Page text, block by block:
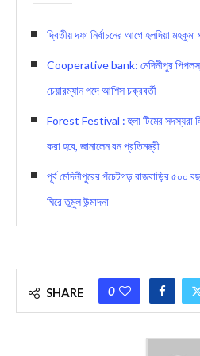
দ্বিতীয় দফা নির্বাচনের আগে হলদিয়া
Cooperative bank: মেদিনীপুর পিপলস্
চেয়ারম্যান পদে আশিস চক্রবর্তী
Forest Festival : হুলা টিমের সদস্যরা
করা হবে, জানালেন বন প্রতিমন্ত্রী
পূর্ব মেদিনীপুরের পঁচেটগড় রাজবাড়ির ৫০০
ঘিরে তুমুল উন্মাদনা
SHARE 0